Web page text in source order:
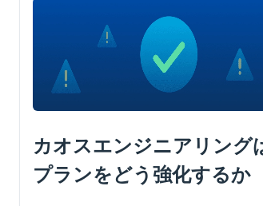
カオスエンジニアリング
プランをどう強化するか